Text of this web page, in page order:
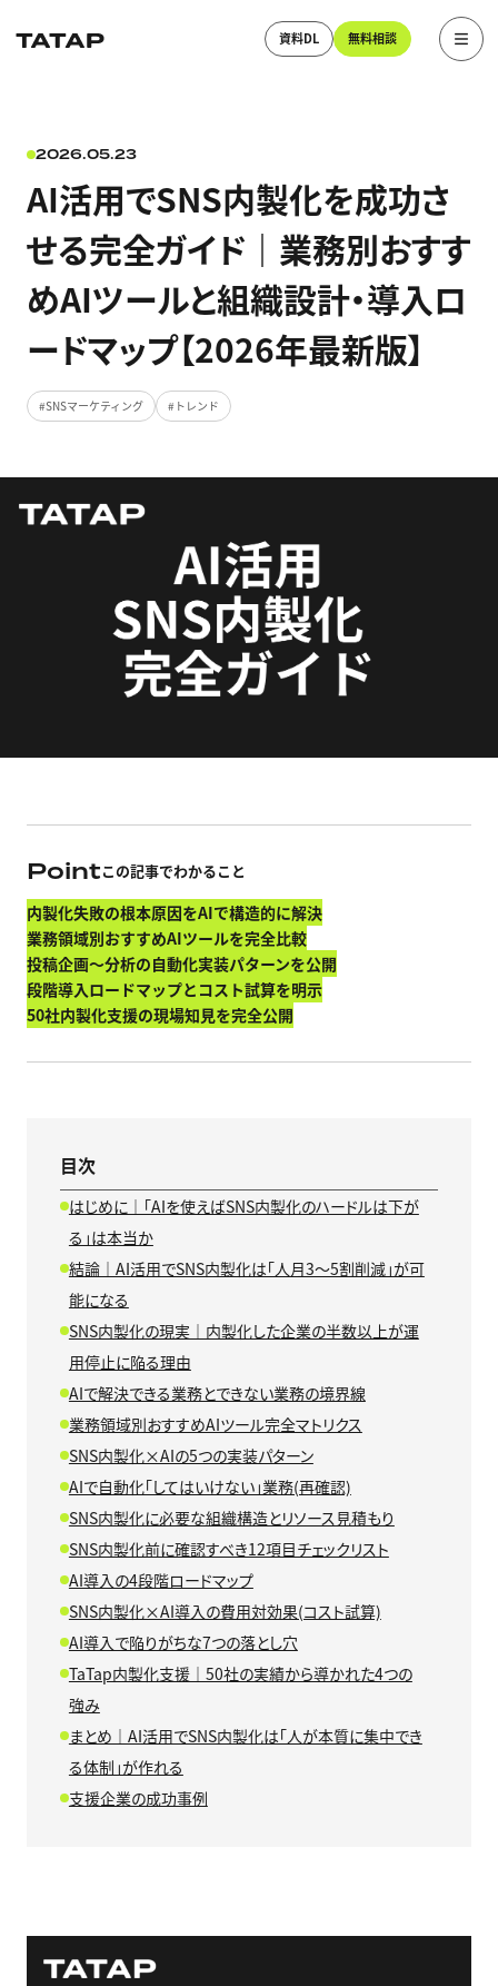
資料DL 無料相談
2026.05.23
AI活用でSNS内製化を成功さ
せる完全ガイド｜業務別おすす
めAIツールと組織設計・導入ロ
ードマップ【2026年最新版】
SNSマーケティング トレンド
Pointこの記事でわかること
内製化失敗の根本原因をAIで構造的に解決
業務領域別おすすめAIツールを完全比較
投稿企画〜分析の自動化実装パターンを公開
段階導入ロードマップとコスト試算を明示
50社内製化支援の現場知見を完全公開
目次
はじめに｜「AIを使えばSNS内製化のハードルは下が
る」は本当か
結論｜AI活用でSNS内製化は「人月3〜5割削減」が可
能になる
SNS内製化の現実｜内製化した企業の半数以上が運
用停止に陥る理由
AIで解決できる業務とできない業務の境界線
業務領域別おすすめAIツール完全マトリクス
SNS内製化×AIの5つの実装パターン
AIで自動化「してはいけない」業務(再確認)
SNS内製化に必要な組織構造とリソース見積もり
SNS内製化前に確認すべき12項目チェックリスト
AI導入の4段階ロードマップ
SNS内製化×AI導入の費用対効果(コスト試算)
AI導入で陥りがちな7つの落とし穴
TaTap内製化支援｜50社の実績から導かれた4つの
強み
まとめ｜AI活用でSNS内製化は「人が本質に集中でき
る体制」が作れる
支援企業の成功事例